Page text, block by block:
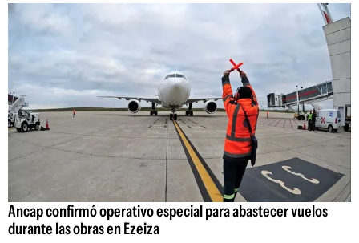
Ancap confirmó operativo especial para abastecer vuelos
durante las obras en Ezeiza